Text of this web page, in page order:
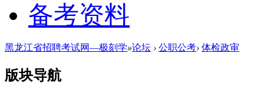
备考资料
黑龙江省招聘考试网—极刻学»论坛 › 公职公考› 体检政审
版块导航